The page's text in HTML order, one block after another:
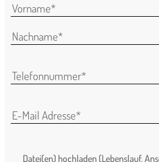
Datei(en) hochladen (Lebenslauf,